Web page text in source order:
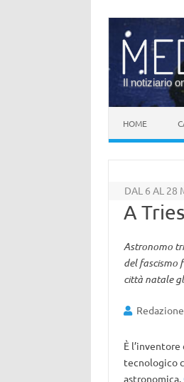
Il notiziario
HOME
DAL 6 AL 28
A
Astronomo
del fascismo
città natale
È
tecnologico
astronomica.